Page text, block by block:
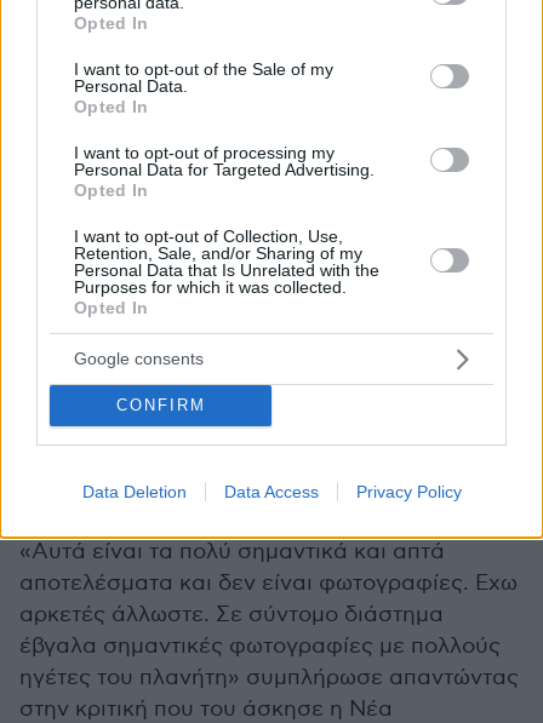
grant or deny consent to Google and its third-party tags to
use your data for below specified purposes in below Google
consent section.
Opted In
I want to opt-out of the Sale of my
Personal Data.
Opted In
I want to opt-out of processing my
Personal Data for Targeted Advertising.
Opted In
I want to opt-out of Collection, Use,
Retention, Sale, and/or Sharing of my
Personal Data that Is Unrelated with the
Purposes for which it was collected.
Opted In
Google consents
CONFIRM
Data Deletion Data Access Privacy Policy
είμαστε η δεύτερη χωρα ΕΕ που εισάγει
Ελλάδας ως ενεργειακού κόμβου.
- Ότι αναγνωρίστηκε σε όλα τα επίπεδα το
γεγονός ότι η επόμενη ΔΕΘ όπου τιμώμενη
χώρα θα είναι ΗΠΑ, θα αποτελέσει σημειο
καμπής για αμερικανικές επενδύσεις ιδιαίτερα
στις νέες τεχνολογίες.
- η διαβεβαίωση της κυρίας Λαγκάρντ ότι η
ελληνική οικονομία πέρασε τον κάβο, δεν
απαιτούνται νεά μέτρα σε αντίθεση με όσα
φαντασιώνονταν εδώ πολλοί και τα
επικοδομητική στάση.
«Αυτά είναι τα πολύ σημαντικά και απτά
αποτελέσματα και δεν είναι φωτογραφίες. Εχω
αρκετές άλλωστε. Σε σύντομο διάστημα
έβγαλα σημαντικές φωτογραφίες με πολλούς
ηγέτες του πλανήτη» συμπλήρωσε απαντώντας
στην κριτική που του άσκησε η Νέα